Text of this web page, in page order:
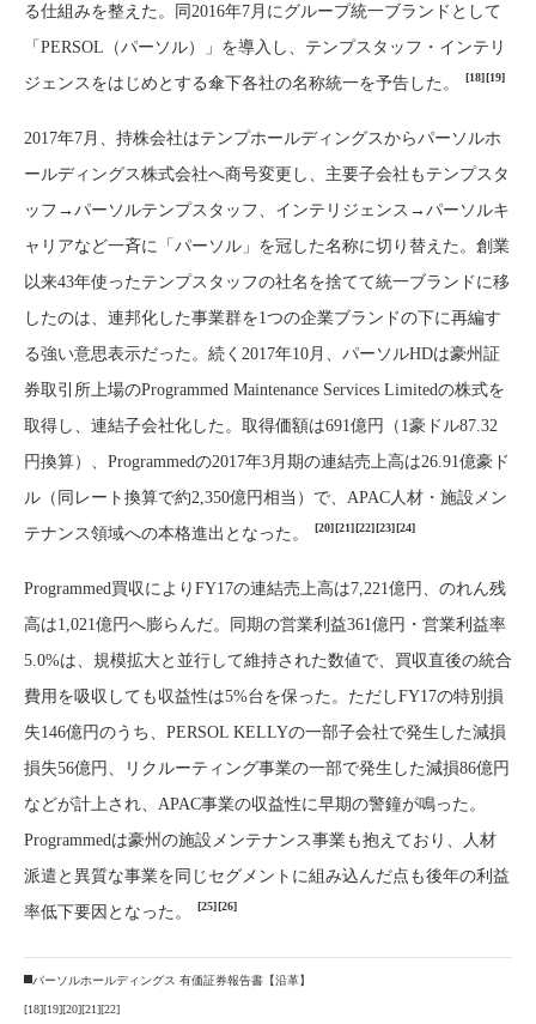
る仕組みを整えた。同2016年7月にグループ統一ブランドとして
「PERSOL（パーソル）」を導入し、テンプスタッフ・インテリ
ジェンスをはじめとする傘下各社の名称統一を予告した。
[18][19]
2017年7月、持株会社はテンプホールディングスからパーソルホ
ールディングス株式会社へ商号変更し、主要子会社もテンプスタ
ッフ→パーソルテンプスタッフ、インテリジェンス→パーソルキ
ャリアなど一斉に「パーソル」を冠した名称に切り替えた。創業
以来43年使ったテンプスタッフの社名を捨てて統一ブランドに移
したのは、連邦化した事業群を1つの企業ブランドの下に再編す
る強い意思表示だった。続く2017年10月、パーソルHDは豪州証
券取引所上場のProgrammed Maintenance Services Limitedの株式を
取得し、連結子会社化した。取得価額は691億円（1豪ドル87.32
円換算）、Programmedの2017年3月期の連結売上高は26.91億豪ド
ル（同レート換算で約2,350億円相当）で、APAC人材・施設メン
テナンス領域への本格進出となった。
[20][21][22][23][24]
Programmed買収によりFY17の連結売上高は7,221億円、のれん残
高は1,021億円へ膨らんだ。同期の営業利益361億円・営業利益率
5.0%は、規模拡大と並行して維持された数値で、買収直後の統合
費用を吸収しても収益性は5%台を保った。ただしFY17の特別損
失146億円のうち、PERSOL KELLYの一部子会社で発生した減損
損失56億円、リクルーティング事業の一部で発生した減損86億円
などが計上され、APAC事業の収益性に早期の警鐘が鳴った。
Programmedは豪州の施設メンテナンス事業も抱えており、人材
派遣と異質な事業を同じセグメントに組み込んだ点も後年の利益
率低下要因となった。
[25][26]
パーソルホールディングス 有価証券報告書【沿革】
[18][19][20][21][22]